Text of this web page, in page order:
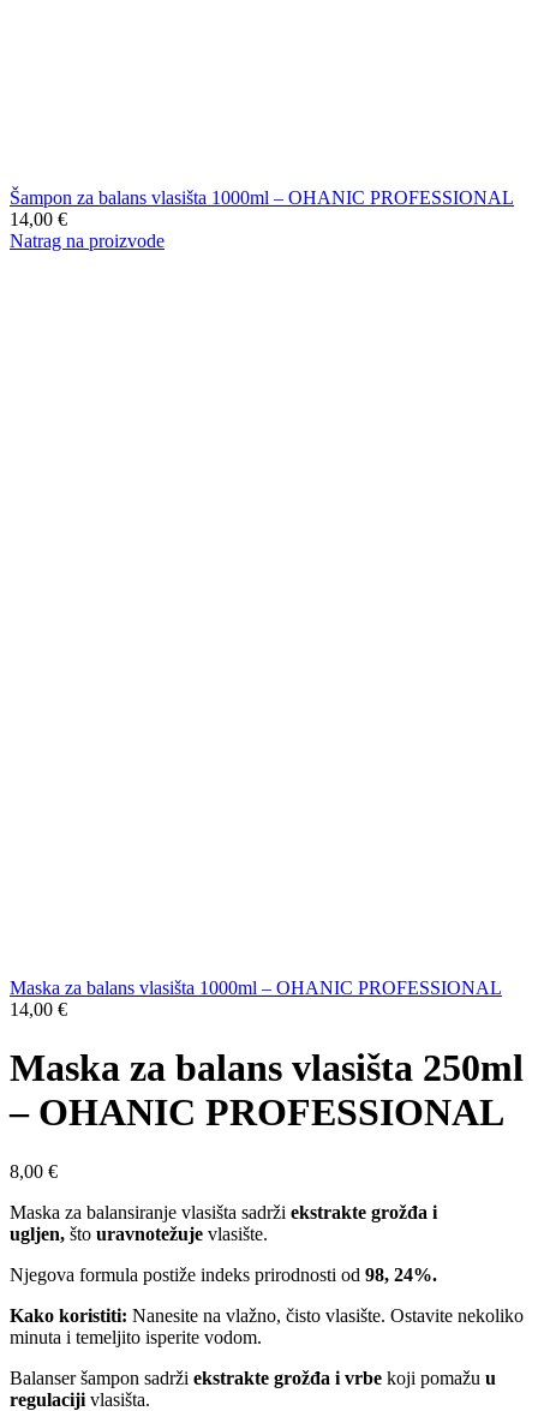
Šampon za balans vlasišta 1000ml – OHANIC PROFESSIONAL
14,00 €
Natrag na proizvode
Maska za balans vlasišta 1000ml – OHANIC PROFESSIONAL
14,00 €
Maska za balans vlasišta 250ml
– OHANIC PROFESSIONAL
8,00 €
Maska za balansiranje vlasišta sadrži ekstrakte grožđa i
ugljen, što uravnotežuje vlasište.
Njegova formula postiže indeks prirodnosti od 98, 24%.
Kako koristiti: Nanesite na vlažno, čisto vlasište. Ostavite nekoliko
minuta i temeljito isperite vodom.
Balanser šampon sadrži ekstrakte grožđa i vrbe koji pomažu u
regulaciji vlasišta.